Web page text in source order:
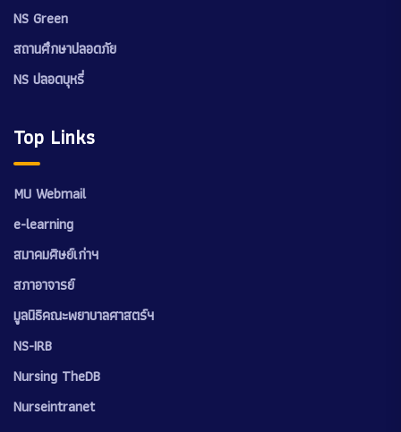
NS Green
สถานศึกษาปลอดภัย
NS ปลอดบุหรี่
Top Links
MU Webmail
e-learning
สมาคมศิษย์เก่าฯ
สภาอาจารย์
มูลนิธิคณะพยาบาลศาสตร์ฯ
NS-IRB
Nursing TheDB
Nurseintranet